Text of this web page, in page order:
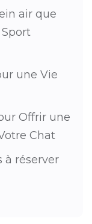
air que
une Vie
Offrir une
Chat
à réserver